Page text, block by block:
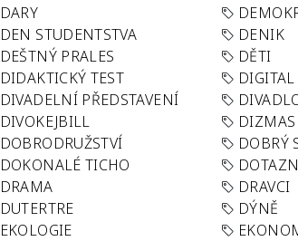
DARY
DEN STUDENTSTVA
DENIK
DEŠTNÝ PRALES
DĚTI
DIDAKTICKÝ TEST
DIVADELNÍ PŘEDSTAVENÍ
DIVOKEJBILL
DIZMAS
DOBRODRUŽSTVÍ
DOBRÝ
DOKONALÉ TICHO
DRAMA
DRAVCI
DUTERTRE
DÝNĚ
EKOLOGIE